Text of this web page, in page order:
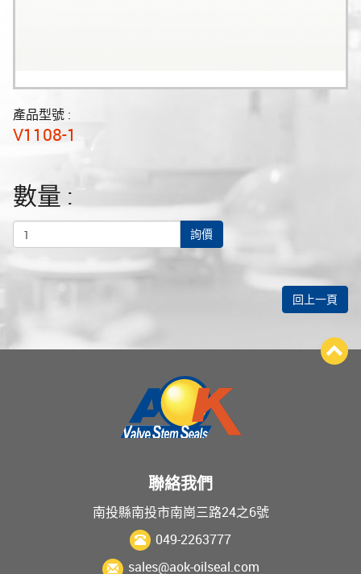
產品型號 :
V1108-1
數量 :
詢價
回上一頁
聯絡我們
南投縣南投市南崗三路24之6號
049-2263777
sales@aok-oilseal.com